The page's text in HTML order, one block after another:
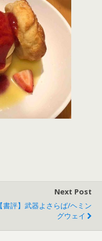
Next Post
【書評】武器よさらば/ヘミン
グウェイ